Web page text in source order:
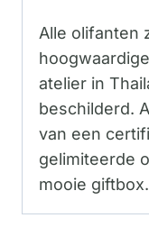
Alle olifanten
atelier in
beschilderd.
van een
gelimiteerde
mooie giftbox.